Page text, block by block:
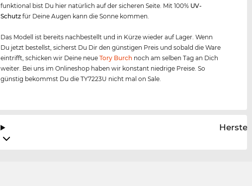
funktional bist Du hier natürlich auf der sicheren Seite. Mit 100% UV-
Schutz für Deine Augen kann die Sonne kommen.
Das Modell ist bereits nachbestellt und in Kürze wieder auf Lager. Wenn
Du jetzt bestellst, sicherst Du Dir den günstigen Preis und sobald die Ware
eintrifft, schicken wir Deine neueTory Burch noch am selben Tag an Dich
weiter. Bei uns im Onlineshop haben wir konstant niedrige Preise. So
günstig bekommst Du die TY7223U nicht mal on Sale.